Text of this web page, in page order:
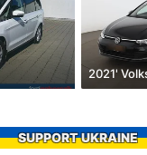
2021'
SUPPORT UKRAINE